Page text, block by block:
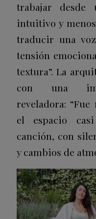
trabajar
intuitivo y
traducir una
tensión
textura”. La
con una
reveladora:
el espacio
canción, con
y cambios de